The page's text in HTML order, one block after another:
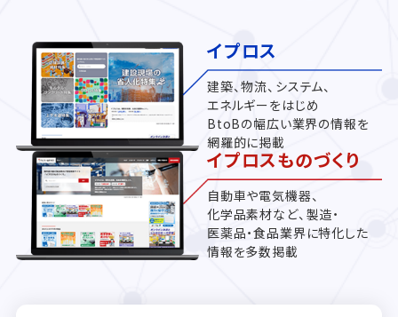
イプロス
建築、物流、システム、
エネルギーをはじめ
BtoBの幅広い業界の情報を
網羅的に掲載
イプロスものづくり
自動車や電気機器、
化学品素材など、製造・
医薬品・食品業界に特化した
情報を多数掲載